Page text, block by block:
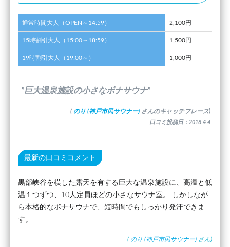
通常時間大人（OPEN～14:59） 2,100円
15時割引大人（15:00～18:59） 1,500円
19時割引大人（19:00～） 1,000円
”巨大温泉施設の小さなボナサウナ”
( のり (神戸市民サウナー) さんのキャッチフレーズ)
口コミ投稿日：2018.4.4
最新の口コミコメント
黒部峡谷を模した露天を有する巨大な温泉施設に、高温と低
温１つずつ、10人定員ほどの小さなサウナ室。 しかしなが
ら本格的なボナサウナで、短時間でもしっかり発汗できま
す。
( のり (神戸市民サウナー) さん)